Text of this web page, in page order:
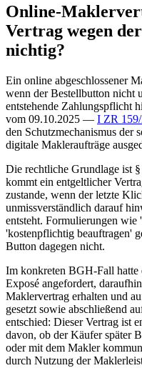
Online-
Vertrag wegen
nichtig?
Ein online abgeschlossener
wenn der Bestellbutton nicht
entstehende Zahlungspflicht
vom 09.10.2025 — I ZR
den Schutzmechanismus der
digitale Makleraufträge
Die rechtliche Grundlage ist
kommt ein entgeltlicher
zustande, wenn der letzte
unmissverständlich darauf
entsteht. Formulierungen
'kostenpflichtig beauftragen'
Button dagegen nicht.
Im konkreten BGH-Fall hatte
Exposé angefordert,
Maklervertrag erhalten und
gesetzt sowie abschließend
entschied: Dieser Vertrag ist
davon, ob der Käufer später
oder mit dem Makler
durch Nutzung der